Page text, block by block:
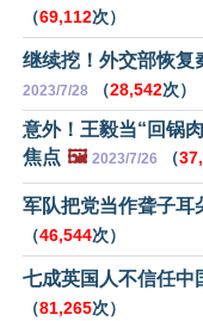
（69,112次）
继续挖！外交部恢复
2023/7/28 （28,542次）
意外！王毅当“回锅
焦点 🖼️ 2023/7/26 （
军队把党当作聋子耳
（46,544次）
七成英国人不信任中
（81,265次）